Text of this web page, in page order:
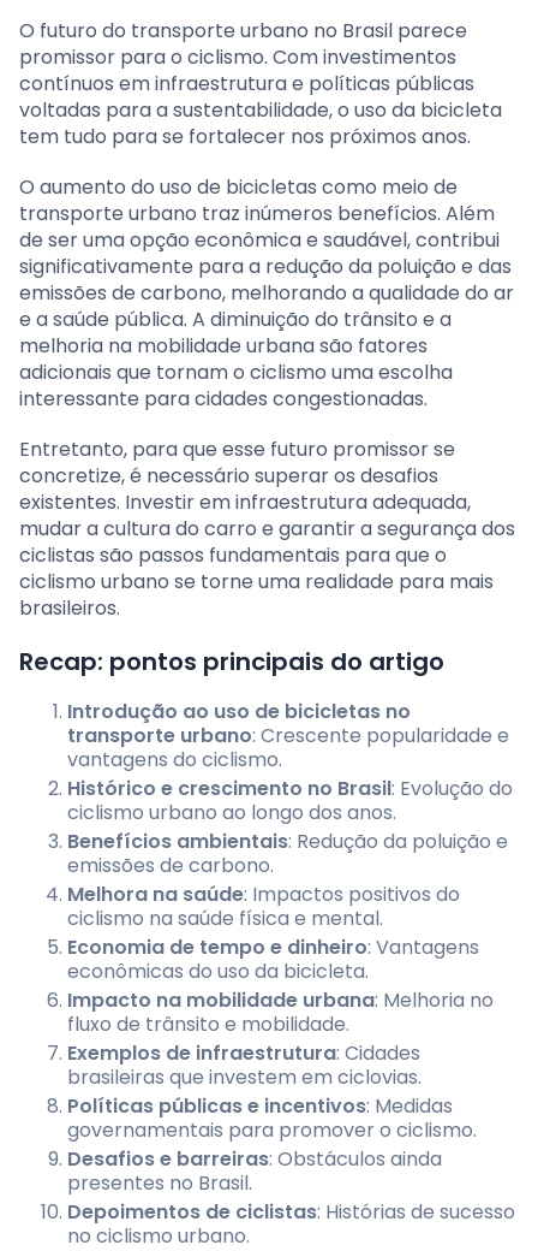
O futuro do transporte urbano no Brasil parece
promissor para o ciclismo. Com investimentos
contínuos em infraestrutura e políticas públicas
voltadas para a sustentabilidade, o uso da bicicleta
tem tudo para se fortalecer nos próximos anos.
O aumento do uso de bicicletas como meio de
transporte urbano traz inúmeros benefícios. Além
de ser uma opção econômica e saudável, contribui
significativamente para a redução da poluição e das
emissões de carbono, melhorando a qualidade do ar
e a saúde pública. A diminuição do trânsito e a
melhoria na mobilidade urbana são fatores
adicionais que tornam o ciclismo uma escolha
interessante para cidades congestionadas.
Entretanto, para que esse futuro promissor se
concretize, é necessário superar os desafios
existentes. Investir em infraestrutura adequada,
mudar a cultura do carro e garantir a segurança dos
ciclistas são passos fundamentais para que o
ciclismo urbano se torne uma realidade para mais
brasileiros.
Recap: pontos principais do artigo
Introdução ao uso de bicicletas no
transporte urbano: Crescente popularidade e
vantagens do ciclismo.
Histórico e crescimento no Brasil: Evolução do
ciclismo urbano ao longo dos anos.
Benefícios ambientais: Redução da poluição e
emissões de carbono.
Melhora na saúde: Impactos positivos do
ciclismo na saúde física e mental.
Economia de tempo e dinheiro: Vantagens
econômicas do uso da bicicleta.
Impacto na mobilidade urbana: Melhoria no
fluxo de trânsito e mobilidade.
Exemplos de infraestrutura: Cidades
brasileiras que investem em ciclovias.
Políticas públicas e incentivos: Medidas
governamentais para promover o ciclismo.
Desafios e barreiras: Obstáculos ainda
presentes no Brasil.
Depoimentos de ciclistas: Histórias de sucesso
no ciclismo urbano.